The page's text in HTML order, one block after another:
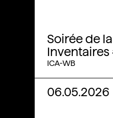
Soirée de
Inventaires
ICA-WB
06.05.2026